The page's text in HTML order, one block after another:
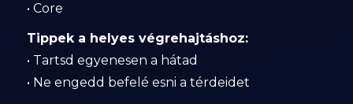
• Core
Tippek a helyes végrehajtáshoz:
• Tartsd egyenesen a hátad
• Ne engedd befelé esni a térdeidet